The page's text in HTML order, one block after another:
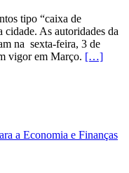
tipo “caixa de
cidade. As autoridades da
na sexta-feira, 3 de
vigor em Março. […]
a Economia e Finanças